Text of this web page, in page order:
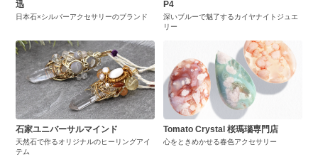
迅
日本石×シルバーアクセサリーのブランド
P4
深いブルーで魅了するカイヤナイトジュエ
リー
石家ユニバーサルマインド
天然石で作るオリジナルのヒーリングアイ
テム
Tomato Crystal 桜瑪瑙専門店
心をときめかせる春色アクセサリー